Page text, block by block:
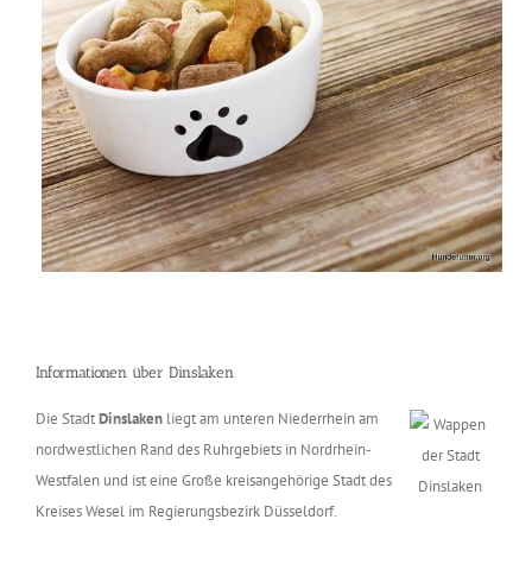
Informationen über Dinslaken
Die StadtDinslaken liegt am unteren Niederrhein am
nordwestlichen Rand des Ruhrgebiets in Nordrhein-
Westfalen und ist eine Große kreisangehörige Stadt des
Kreises Wesel im Regierungsbezirk Düsseldorf.